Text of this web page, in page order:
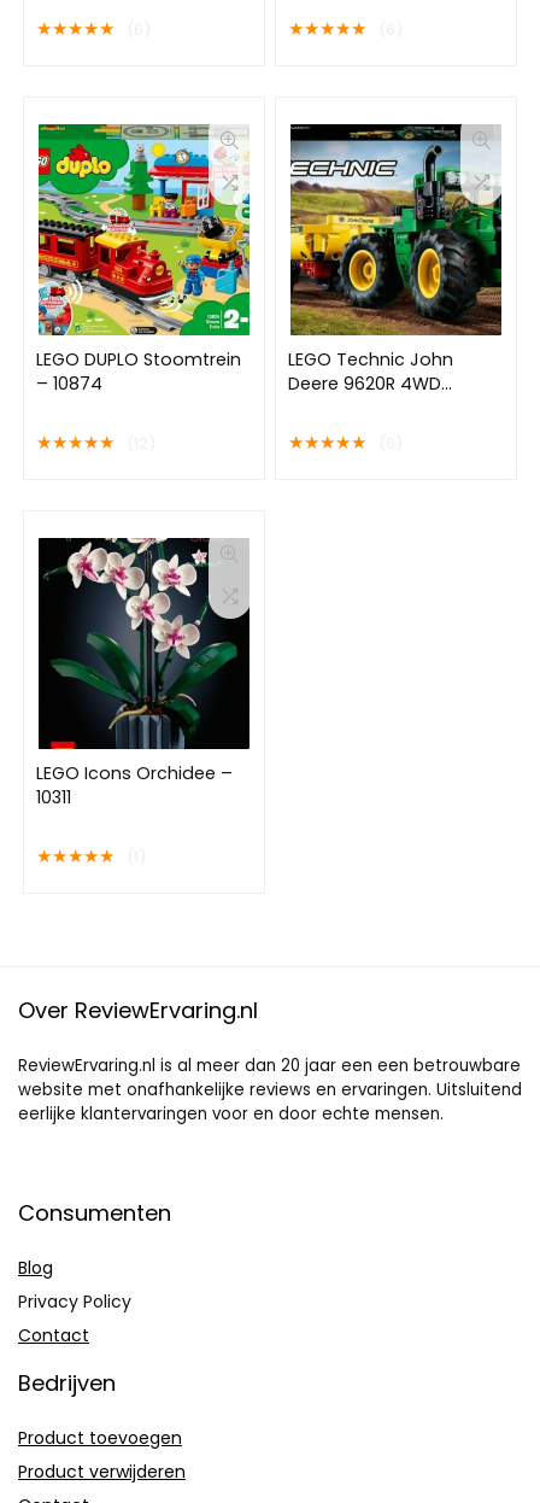
★★★★★ ★★★★★
LEGO DUPLO Stoomtrein
– 10874
★★★★★
LEGO Technic John
Deere 9620R 4WD
★★★★★
LEGO Icons Orchidee –
10311
★★★★★
Over ReviewErvaring.nl
ReviewErvaring.nl is al meer dan 20 jaar een een betrouwbare
website met onafhankelijke reviews en ervaringen. Uitsluitend
eerlijke klantervaringen voor en door echte mensen.
Consumenten
Blog
Privacy Policy
Contact
Bedrijven
Product toevoegen
Product verwijderen